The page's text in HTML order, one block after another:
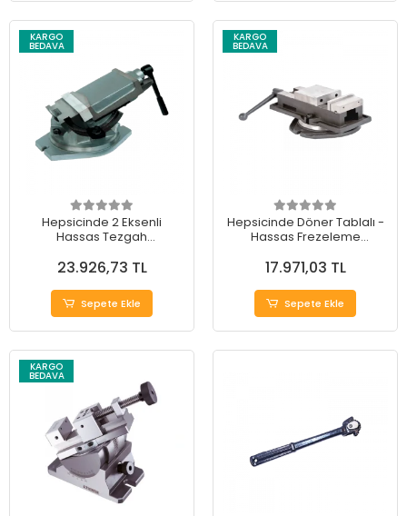
KARGO
BEDAVA
Hepsicinde 2 Eksenli
Hassas Tezgah
23.926,73 TL
Sepete Ekle
KARGO
BEDAVA
Hepsicinde Döner Tablalı -
Hassas Frezeleme
17.971,03 TL
Sepete Ekle
KARGO
BEDAVA